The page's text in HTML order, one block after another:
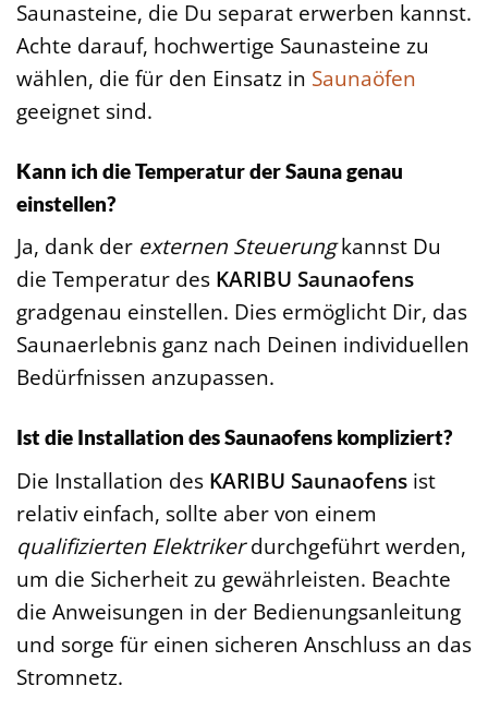
Saunasteine, die Du separat erwerben kannst.
Achte darauf, hochwertige Saunasteine zu
wählen, die für den Einsatz in Saunaöfen
geeignet sind.
Kann ich die Temperatur der Sauna genau
einstellen?
Ja, dank der externen Steuerungkannst Du
die Temperatur des KARIBU Saunaofens
gradgenau einstellen. Dies ermöglicht Dir, das
Saunaerlebnis ganz nach Deinen individuellen
Bedürfnissen anzupassen.
Ist die Installation des Saunaofens kompliziert?
Die Installation des KARIBU Saunaofens ist
relativ einfach, sollte aber von einem
qualifizierten Elektrikerdurchgeführt werden,
um die Sicherheit zu gewährleisten. Beachte
die Anweisungen in der Bedienungsanleitung
und sorge für einen sicheren Anschluss an das
Stromnetz.